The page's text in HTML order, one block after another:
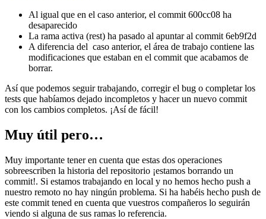
Al igual que en el caso anterior, el commit 600cc08 ha
desaparecido
La rama activa (rest) ha pasado al apuntar al commit 6eb9f2d
A diferencia del caso anterior, el área de trabajo contiene las
modificaciones que estaban en el commit que acabamos de
borrar.
Así que podemos seguir trabajando, corregir el bug o completar los
tests que habíamos dejado incompletos y hacer un nuevo commit
con los cambios completos. ¡Así de fácil!
Muy útil pero…
Muy importante tener en cuenta que estas dos operaciones
sobreescriben la historia del repositorio ¡estamos borrando un
commit!. Si estamos trabajando en local y no hemos hecho push a
nuestro remoto no hay ningún problema. Si ha habéis hecho push de
este commit tened en cuenta que vuestros compañeros lo seguirán
viendo si alguna de sus ramas lo referencia.